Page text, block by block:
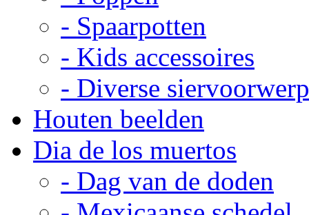
- Spaarpotten
- Kids accessoires
- Diverse
Houten beelden
Dia de los muertos
- Dag van de doden